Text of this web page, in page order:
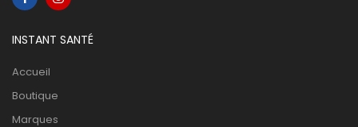
INSTANT SANTÉ
Accueil
Boutique
Marques